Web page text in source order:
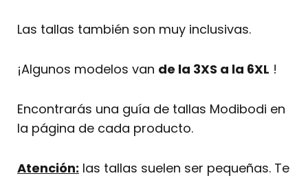
Las tallas también son muy inclusivas.
¡Algunos modelos van de la 3XS a la 6XL !
Encontrarás una guía de tallas Modibodi en
la página de cada producto.
Atención: las tallas suelen ser pequeñas. Te